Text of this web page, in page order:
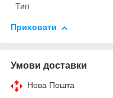
Тип
Приховати
Умови доставки
Нова Пошта